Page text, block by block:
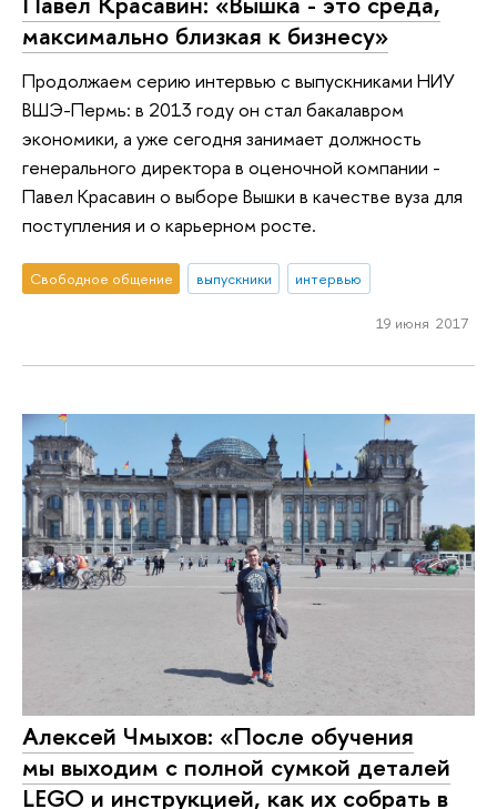
максимально близкая к бизнесу»
Продолжаем серию интервью с выпускниками НИУ
ВШЭ-Пермь: в 2013 году он стал бакалавром
экономики, а уже сегодня занимает должность
генерального директора в оценочной компании -
Павел Красавин о выборе Вышки в качестве вуза для
поступления и о карьерном росте.
Свободное общение выпускники интервью
19 июня 2017
Алексей Чмыхов: «После обучения
мы выходим с полной сумкой деталей
LEGO и инструкцией, как их собрать в